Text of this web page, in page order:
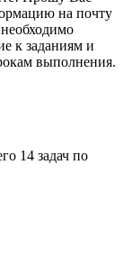
на почту
к заданиям и
выполнения.
14 задач по